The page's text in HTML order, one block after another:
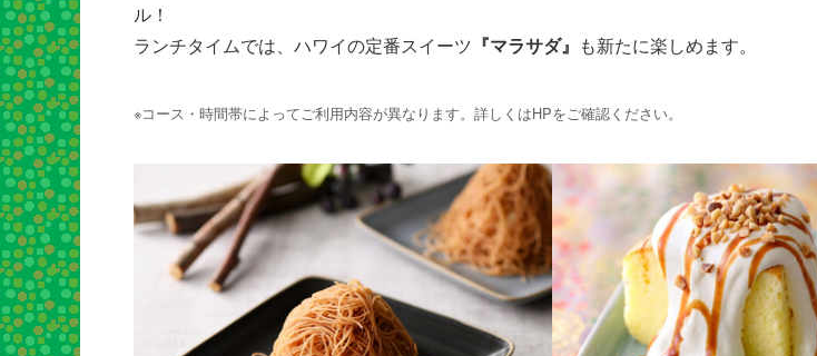
ル！
ランチタイムでは、ハワイの定番スイーツ 『マラサダ』 も新たに楽しめます。
※コース・時間帯によってご利用内容が異なります。詳しくはHPをご確認ください。